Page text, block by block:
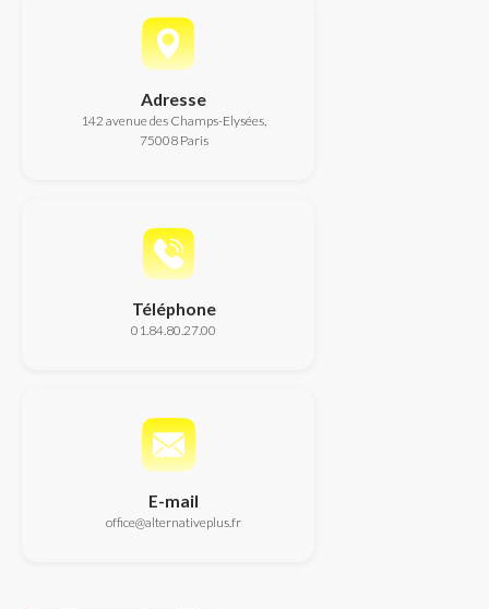
Adresse
142 avenue des Champs-Elysées,
75008 Paris
Téléphone
01.84.80.27.00
E-mail
office@alternativeplus.fr